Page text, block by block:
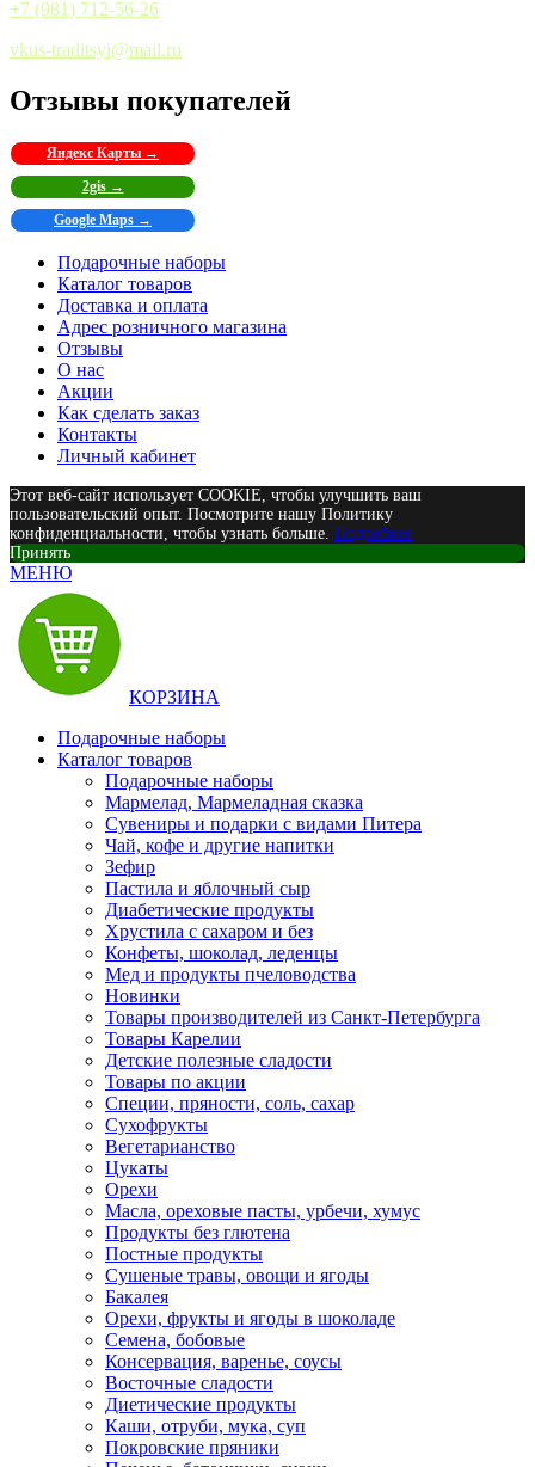
+7 (981) 712-56-26
vkus-traditsyi@mail.ru
Отзывы покупателей
Яндекс Карты →
2gis →
Google Maps →
Подарочные наборы
Каталог товаров
Доставка и оплата
Адрес розничного магазина
Отзывы
О нас
Акции
Как сделать заказ
Контакты
Личный кабинет
Этот веб-сайт использует COOKIE, чтобы улучшить ваш
пользовательский опыт. Посмотрите нашу Политику
конфиденциальности, чтобы узнать больше. Подробнее
Принять
МЕНЮ
КОРЗИНА
Подарочные наборы
Каталог товаров
Подарочные наборы
Мармелад, Мармеладная сказка
Сувениры и подарки с видами Питера
Чай, кофе и другие напитки
Зефир
Пастила и яблочный сыр
Диабетические продукты
Хрустила с сахаром и без
Конфеты, шоколад, леденцы
Мед и продукты пчеловодства
Новинки
Товары производителей из Санкт-Петербурга
Товары Карелии
Детские полезные сладости
Товары по акции
Специи, пряности, соль, сахар
Сухофрукты
Вегетарианство
Цукаты
Орехи
Масла, ореховые пасты, урбечи, хумус
Продукты без глютена
Постные продукты
Сушеные травы, овощи и ягоды
Бакалея
Орехи, фрукты и ягоды в шоколаде
Семена, бобовые
Консервация, варенье, соусы
Восточные сладости
Диетические продукты
Каши, отруби, мука, суп
Покровские пряники